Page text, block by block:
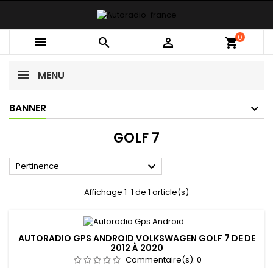
   shopping_cart0
MENU
BANNER
GOLF 7
Pertinence 
Affichage 1-1 de 1 article(s)
AUTORADIO GPS ANDROID VOLKSWAGEN GOLF 7 DE DE
2012 À 2020
Commentaire(s): 0